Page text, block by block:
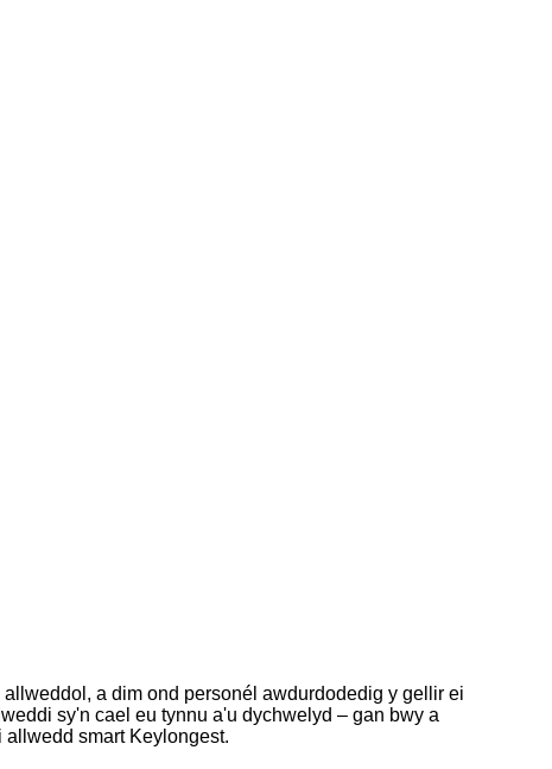
a dim ond personél awdurdodedig y gellir ei
sy'n cael eu tynnu a'u dychwelyd – gan bwy a
smart Keylongest.